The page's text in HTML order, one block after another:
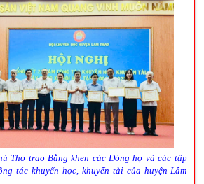
Thọ trao Bằng khen các Dòng họ và các tập
tác khuyến học, khuyến tài của huyện Lâm